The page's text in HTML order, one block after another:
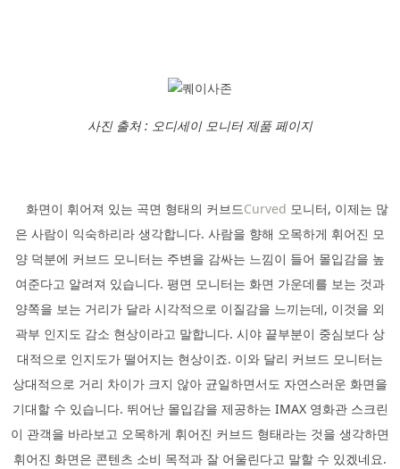
사진 출처 : 오디세이 모니터 제품 페이지
화면이 휘어져 있는 곡면 형태의 커브드Curved 모니터, 이제는 많
은 사람이 익숙하리라 생각합니다. 사람을 향해 오목하게 휘어진 모
양 덕분에 커브드 모니터는 주변을 감싸는 느낌이 들어 몰입감을 높
여준다고 알려져 있습니다. 평면 모니터는 화면 가운데를 보는 것과
양쪽을 보는 거리가 달라 시각적으로 이질감을 느끼는데, 이것을 외
곽부 인지도 감소 현상이라고 말합니다. 시야 끝부분이 중심보다 상
대적으로 인지도가 떨어지는 현상이죠. 이와 달리 커브드 모니터는
상대적으로 거리 차이가 크지 않아 균일하면서도 자연스러운 화면을
기대할 수 있습니다. 뛰어난 몰입감을 제공하는 IMAX 영화관 스크린
이 관객을 바라보고 오목하게 휘어진 커브드 형태라는 것을 생각하면
휘어진 화면은 콘텐츠 소비 목적과 잘 어울린다고 말할 수 있겠네요.